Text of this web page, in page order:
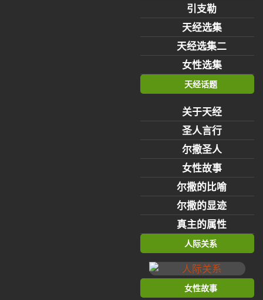
引支勒
天经选集
天经选集二
女性选集
天经话题
关于天经
圣人言行
尔撒圣人
女性故事
尔撒的比喻
尔撒的显迹
真主的属性
人际关系
女性故事